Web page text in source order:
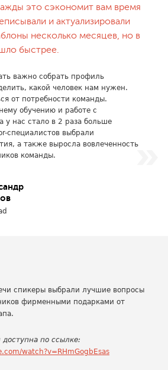
это сэкономит вам время
и актуализировали
несколько месяцев, но в
быстрее.
важно собрать профиль
какой человек нам нужен.
от потребности команды.
обучению и работе с
у нас стало в 2 раза больше
специалистов выбрали
а также выросла вовлеченность
команды.
спикеры выбрали лучшие вопросы
фирменными подарками от
по ссылке:
watch?v=RHmGogbEsas